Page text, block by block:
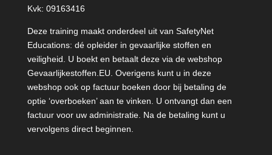
Kvk: 09163416
Deze training maakt onderdeel uit van SafetyNet
Educations: dé opleider in gevaarlijke stoffen en
veiligheid. U boekt en betaalt deze via de webshop
Gevaarlijkestoffen.EU . Overigens kunt u in deze
webshop ook op factuur boeken door bij betaling de
optie ‘overboeken’ aan te vinken. U ontvangt dan een
factuur voor uw administratie. Na de betaling kunt u
vervolgens direct beginnen.